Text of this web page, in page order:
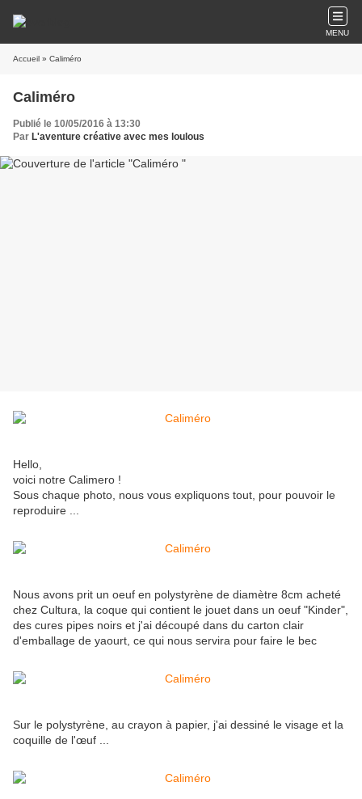
MENU
Accueil » Caliméro
Caliméro
Publié le 10/05/2016 à 13:30
Par L'aventure créative avec mes loulous
Hello,
voici notre Calimero !
Sous chaque photo, nous vous expliquons tout, pour pouvoir le
reproduire ...
Nous avons prit un oeuf en polystyrène de diamètre 8cm acheté
chez Cultura, la coque qui contient le jouet dans un oeuf "Kinder",
des cures pipes noirs et j'ai découpé dans du carton clair
d'emballage de yaourt, ce qui nous servira pour faire le bec
Sur le polystyrène, au crayon à papier, j'ai dessiné le visage et la
coquille de l'œuf ...